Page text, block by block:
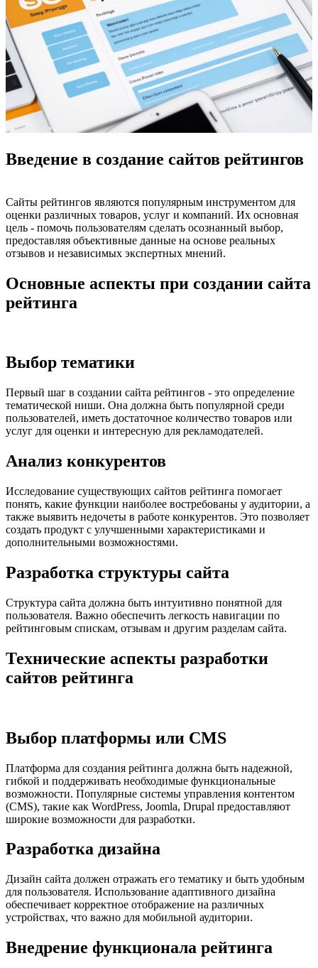
Введение в создание сайтов рейтингов
Сайты рейтингов являются популярным инструментом для
оценки различных товаров, услуг и компаний. Их основная
цель - помочь пользователям сделать осознанный выбор,
предоставляя объективные данные на основе реальных
отзывов и независимых экспертных мнений.
Основные аспекты при создании сайта
рейтинга
Выбор тематики
Первый шаг в создании сайта рейтингов - это определение
тематической ниши. Она должна быть популярной среди
пользователей, иметь достаточное количество товаров или
услуг для оценки и интересную для рекламодателей.
Анализ конкурентов
Исследование существующих сайтов рейтинга помогает
понять, какие функции наиболее востребованы у аудитории, а
также выявить недочеты в работе конкурентов. Это позволяет
создать продукт с улучшенными характеристиками и
дополнительными возможностями.
Разработка структуры сайта
Структура сайта должна быть интуитивно понятной для
пользователя. Важно обеспечить легкость навигации по
рейтинговым спискам, отзывам и другим разделам сайта.
Технические аспекты разработки
сайтов рейтинга
Выбор платформы или CMS
Платформа для создания рейтинга должна быть надежной,
гибкой и поддерживать необходимые функциональные
возможности. Популярные системы управления контентом
(CMS), такие как WordPress, Joomla, Drupal предоставляют
широкие возможности для разработки.
Разработка дизайна
Дизайн сайта должен отражать его тематику и быть удобным
для пользователя. Использование адаптивного дизайна
обеспечивает корректное отображение на различных
устройствах, что важно для мобильной аудитории.
Внедрение функционала рейтинга